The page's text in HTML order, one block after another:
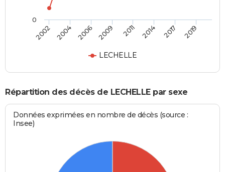
LECHELLE
2002 2004 2006 2009 2011 2014 2017 2019
0
Répartition des décès de LECHELLE par sexe
Données exprimées en nombre de décès (source :
Insee)